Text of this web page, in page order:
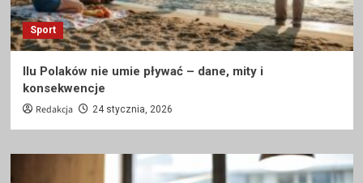
Sport
Ilu Polaków nie umie pływać – dane, mity i
konsekwencje
Redakcja 24 stycznia, 2026